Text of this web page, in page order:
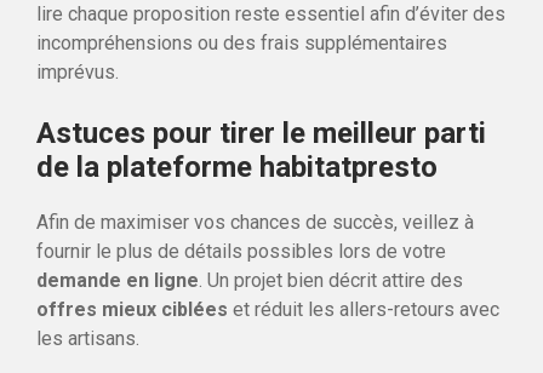
lire chaque proposition reste essentiel afin d’éviter des
incompréhensions ou des frais supplémentaires
imprévus.
Astuces pour tirer le meilleur parti
de la plateforme habitatpresto
Afin de maximiser vos chances de succès, veillez à
fournir le plus de détails possibles lors de votre
demande en ligne. Un projet bien décrit attire des
offres mieux ciblées et réduit les allers-retours avec
les artisans.